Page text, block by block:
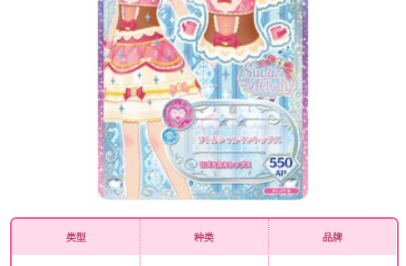
类型 种类 品牌